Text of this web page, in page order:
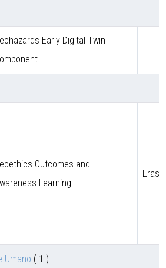
Early Digital Twin
Outcomes and
Learning
Umano ( 1 )